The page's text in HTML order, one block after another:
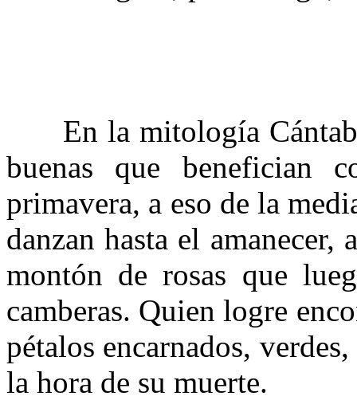
En la mitología
buenas que benefician
primavera, a eso de la
danzan hasta el amanecer,
montón de rosas que
camberas. Quien logre
pétalos encarnados,
la hora de su muerte.